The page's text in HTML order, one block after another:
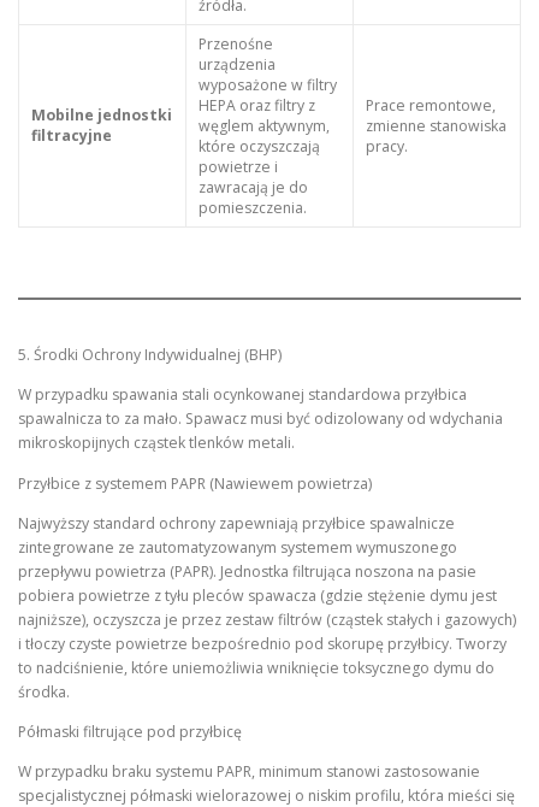
źródła.
Mobilne jednostki
filtracyjne
Przenośne
urządzenia
wyposażone w filtry
HEPA oraz filtry z
węglem aktywnym,
które oczyszczają
powietrze i
zawracają je do
pomieszczenia.
Prace remontowe,
zmienne stanowiska
pracy.
5. Środki Ochrony Indywidualnej (BHP)
W przypadku spawania stali ocynkowanej standardowa przyłbica
spawalnicza to za mało. Spawacz musi być odizolowany od wdychania
mikroskopijnych cząstek tlenków metali.
Przyłbice z systemem PAPR (Nawiewem powietrza)
Najwyższy standard ochrony zapewniają przyłbice spawalnicze
zintegrowane ze zautomatyzowanym systemem wymuszonego
przepływu powietrza (PAPR). Jednostka filtrująca noszona na pasie
pobiera powietrze z tyłu pleców spawacza (gdzie stężenie dymu jest
najniższe), oczyszcza je przez zestaw filtrów (cząstek stałych i gazowych)
i tłoczy czyste powietrze bezpośrednio pod skorupę przyłbicy. Tworzy
to nadciśnienie, które uniemożliwia wniknięcie toksycznego dymu do
środka.
Półmaski filtrujące pod przyłbicę
W przypadku braku systemu PAPR, minimum stanowi zastosowanie
specjalistycznej półmaski wielorazowej o niskim profilu, która mieści się